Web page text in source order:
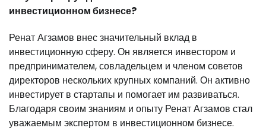
инвестиционном бизнесе?
Ренат Агзамов внес значительный вклад в
инвестиционную сферу. Он является инвестором и
предпринимателем, совладельцем и членом советов
директоров нескольких крупных компаний. Он активно
инвестирует в стартапы и помогает им развиваться.
Благодаря своим знаниям и опыту Ренат Агзамов стал
уважаемым экспертом в инвестиционном бизнесе.